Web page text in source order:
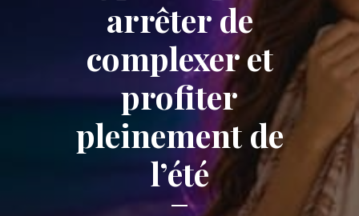
arrêter de
complexer et
profiter
pleinement de
l’été